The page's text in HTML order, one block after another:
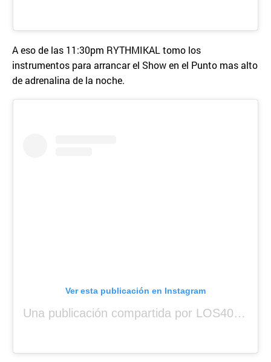
A eso de las 11:30pm RYTHMIKAL tomo los
instrumentos para arrancar el Show en el Punto mas alto
de adrenalina de la noche.
Ver esta publicación en Instagram
Una publicación compartida por LOS40 Panamá (@los40panama)